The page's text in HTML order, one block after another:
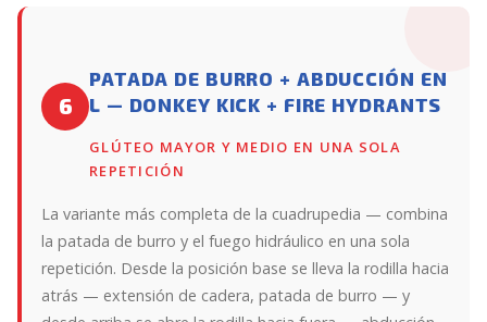
6
PATADA DE BURRO + ABDUCCIÓN EN
L — DONKEY KICK + FIRE HYDRANTS
GLÚTEO MAYOR Y MEDIO EN UNA SOLA
REPETICIÓN
La variante más completa de la cuadrupedia — combina
la patada de burro y el fuego hidráulico en una sola
repetición. Desde la posición base se lleva la rodilla hacia
atrás — extensión de cadera, patada de burro — y